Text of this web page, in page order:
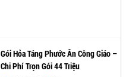
Gói Hỏa Táng Phước Ân Công Giáo –
Chi Phí Trọn Gói 44 Triệu